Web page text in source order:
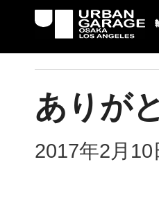
ありが
2017年2月10